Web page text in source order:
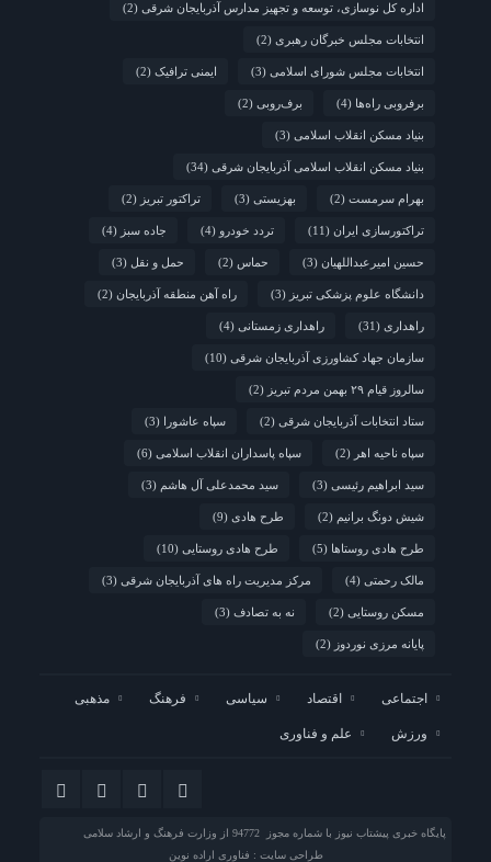
اداره کل نوسازی، توسعه و تجهیز مدارس آذربایجان شرقی (2)
انتخابات مجلس خبرگان رهبری (2)
انتخابات مجلس شورای اسلامی (3) ایمنی ترافیک (2)
برفروبی راه‌ها (4) برف‌روبی (2)
بنیاد مسکن انقلاب اسلامی (3)
بنیاد مسکن انقلاب اسلامی آذربایجان شرقی (34)
بهرام سرمست (2) بهزیستی (3) تراکتور تبریز (2)
تراکتورسازی ایران (11) تردد خودرو (4) جاده سبز (4)
حسین امیرعبداللهیان (3) حماس (2) حمل و نقل (3)
دانشگاه علوم پزشکی تبریز (3) راه آهن منطقه آذربایجان (2)
راهداری (31) راهداری زمستانی (4)
سازمان جهاد کشاورزی آذربایجان شرقی (10)
سالروز قیام ۲۹ بهمن مردم تبریز (2)
ستاد انتخابات آذربایجان شرقی (2) سپاه عاشورا (3)
سپاه ناحیه اهر (2) سپاه پاسداران انقلاب اسلامی (6)
سید ابراهیم رئیسی (3) سید محمدعلی آل هاشم (3)
شیش دونگ برانیم (2) طرح هادی (9)
طرح هادی روستاها (5) طرح هادی روستایی (10)
مالک رحمتی (4) مرکز مدیریت راه های آذربایجان شرقی (3)
مسکن روستایی (2) نه به تصادف (3)
پایانه مرزی نوردوز (2)
اجتماعی اقتصاد سیاسی فرهنگ مذهبی
ورزش علم و فناوری
پایگاه خبری پیشتاب نیوز با شماره مجوز 94772 از وزارت فرهنگ و ارشاد سلامی
طراحی سایت : فناوری اراده نوین